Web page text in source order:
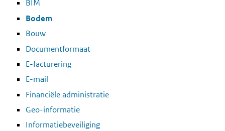
BIM
Bodem
Bouw
Documentformaat
E-facturering
E-mail
Financiële administratie
Geo-informatie
Informatiebeveiliging